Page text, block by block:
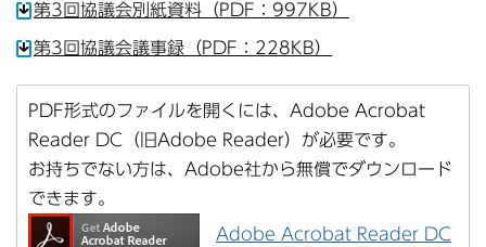
第3回協議会別紙資料（PDF：997KB）
第3回協議会議事録（PDF：228KB）
PDF形式のファイルを開くには、Adobe Acrobat
Reader DC（旧Adobe Reader）が必要です。
お持ちでない方は、Adobe社から無償でダウンロード
できます。
Adobe Acrobat Reader DC